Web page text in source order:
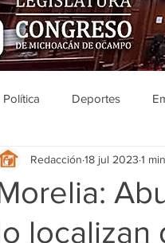
Política Deportes
Nacionales Sucesos
Seguridad
localizan
Redacción 18 jul 2023 1